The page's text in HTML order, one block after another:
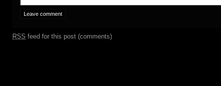
RSS feed for this post (comments)